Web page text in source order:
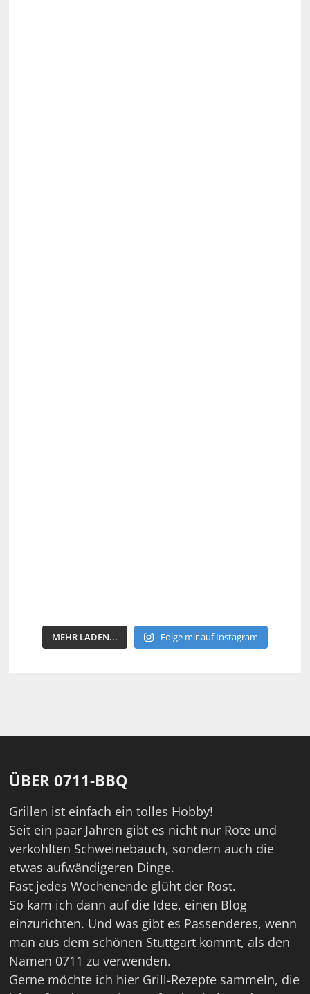
MEHR LADEN... Folge mir auf Instagram
ÜBER 0711-BBQ
Grillen ist einfach ein tolles Hobby!
Seit ein paar Jahren gibt es nicht nur Rote und
verkohlten Schweinebauch, sondern auch die
etwas aufwändigeren Dinge.
Fast jedes Wochenende glüht der Rost.
So kam ich dann auf die Idee, einen Blog
einzurichten. Und was gibt es Passenderes, wenn
man aus dem schönen Stuttgart kommt, als den
Namen 0711 zu verwenden.
Gerne möchte ich hier Grill-Rezepte sammeln, die